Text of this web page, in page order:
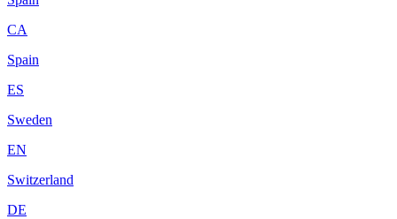
CA
Spain
ES
Sweden
EN
Switzerland
DE